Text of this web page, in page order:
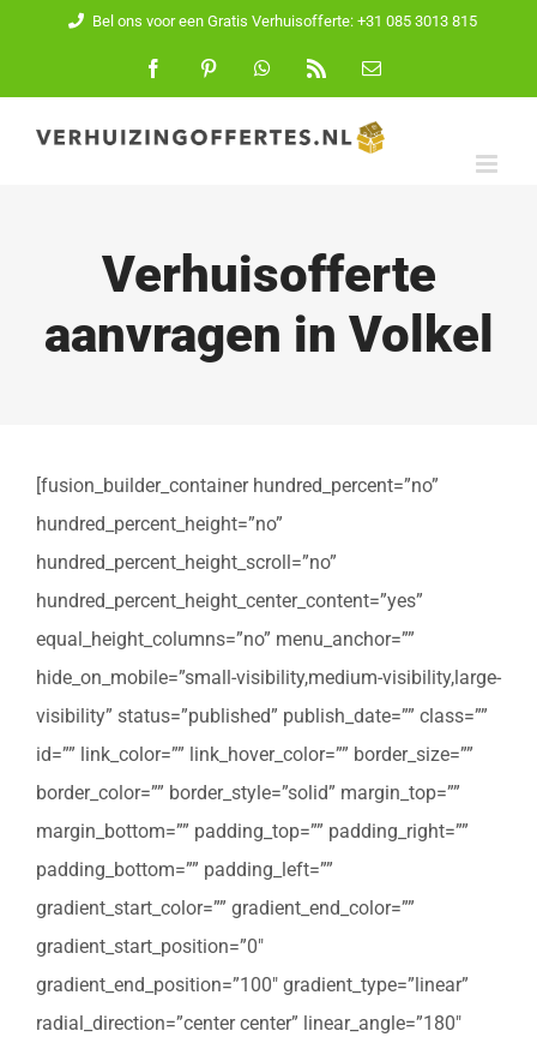
inhoud
Bel ons voor een Gratis Verhuisofferte: +31 085 3013 815
FacebookPinterest WhatsApp
E-
Verhuisofferte
aanvragen in Volkel
[fusion_builder_container hundred_percent=”no”
hundred_percent_height=”no”
hundred_percent_height_scroll=”no”
hundred_percent_height_center_content=”yes”
equal_height_columns=”no” menu_anchor=””
hide_on_mobile=”small-visibility,medium-visibility,large-
visibility” status=”published” publish_date=”” class=””
id=”” link_color=”” link_hover_color=”” border_size=””
border_color=”” border_style=”solid” margin_top=””
margin_bottom=”” padding_top=”” padding_right=””
padding_bottom=”” padding_left=””
gradient_start_color=”” gradient_end_color=””
gradient_start_position=”0″
gradient_end_position=”100″ gradient_type=”linear”
radial_direction=”center center” linear_angle=”180″